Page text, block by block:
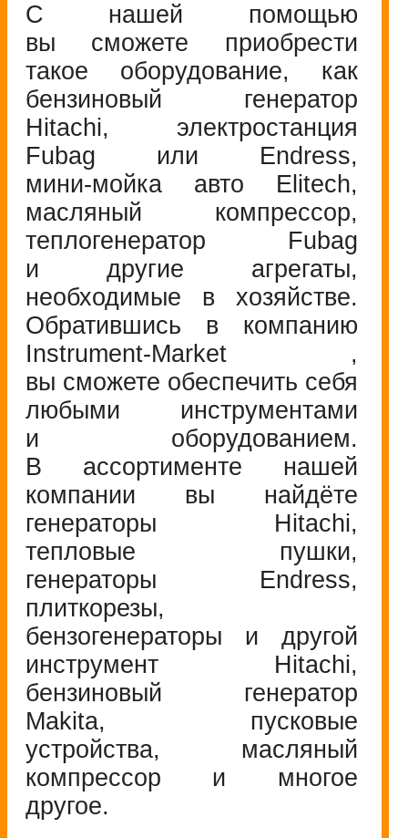
С нашей помощью
вы сможете приобрести
такое оборудование, как
бензиновый генератор
Hitachi, электростанция
Fubag или Endress,
мини-мойка авто Elitech,
масляный компрессор,
теплогенератор Fubag
и другие агрегаты,
необходимые в хозяйстве.
Обратившись в компанию
Instrument-Market ,
вы сможете обеспечить себя
любыми инструментами
и оборудованием.
В ассортименте нашей
компании вы найдёте
генераторы Hitachi,
тепловые пушки,
генераторы Endress,
плиткорезы,
бензогенераторы и другой
инструмент Hitachi,
бензиновый генератор
Makita, пусковые
устройства, масляный
компрессор и многое
другое.